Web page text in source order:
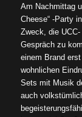
Am Nachmittag
Cheese“ -Party
Zweck, die
Gespräch zu
einem Brand
wohnlichen
Sets mit Musik
auch